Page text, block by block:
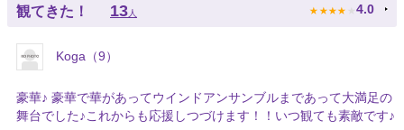
観てきた！ 13人 ★ ★ ★ ★ ★ 4.0
Koga（9）
豪華♪ 豪華で華があってウインドアンサンブルまであって大満足の
舞台でした♪これからも応援しつづけます！！いつ観ても素敵です♪